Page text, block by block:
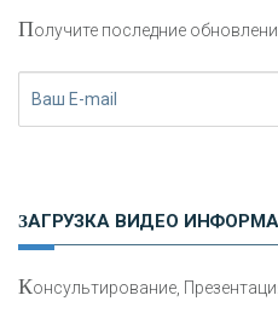
Получите последние
ЗАГРУЗКА ВИДЕО
Консультирование,